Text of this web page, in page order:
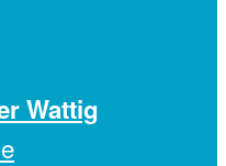
Wattig